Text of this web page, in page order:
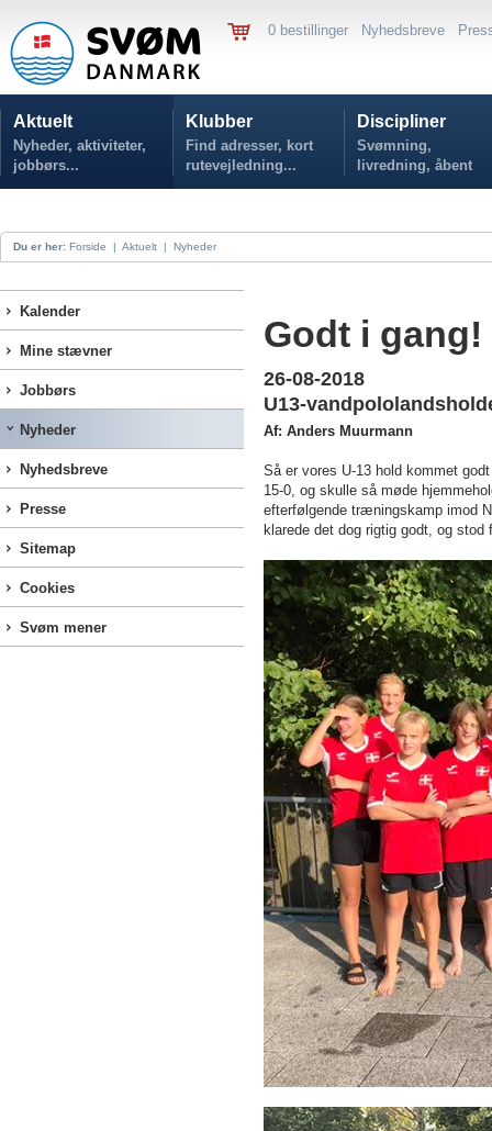
0 bestillinger Nyhedsbreve
Aktuelt
Nyheder, aktiviteter,
jobbørs...
Klubber
Find adresser, kort
rutevejledning...
Discipliner
Svømning,
livredning, åbent
vand...
Du er her: Forside | Aktuelt | Nyheder
Kalender
Mine stævner
Jobbørs
Nyheder
Nyhedsbreve
Presse
Sitemap
Cookies
Svøm mener
Godt i gang!
26-08-2018
U13-
Af: Anders Muurmann
Så er vores U-13 hold kommet
15-0, og skulle så møde
efterfølgende træningskamp imod
klarede det dog rigtig godt, og